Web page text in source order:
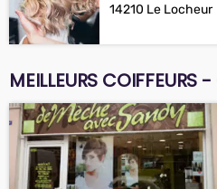
14210 Le Locheur
MEILLEURS COIFFEURS